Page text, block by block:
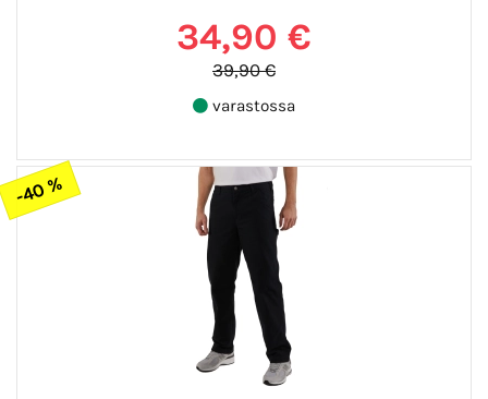
34,90 €
39,90 €
varastossa
-40 %